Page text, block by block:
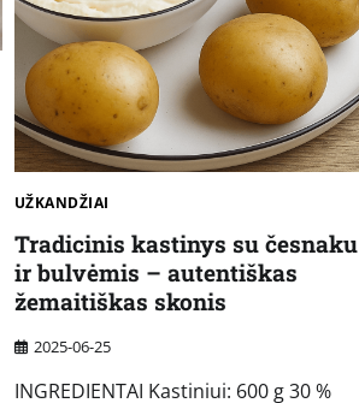
UŽKANDŽIAI
Tradicinis kastinys su česnaku
ir bulvėmis – autentiškas
žemaitiškas skonis
2025-06-25
INGREDIENTAI Kastiniui: 600 g 30 %